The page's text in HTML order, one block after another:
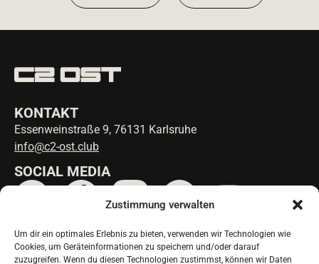
Zustimmung verwalten
Um dir ein optimales Erlebnis zu bieten, verwenden wir Technologien wie
Cookies, um Geräteinformationen zu speichern und/oder darauf
zuzugreifen. Wenn du diesen Technologien zustimmst, können wir Daten
KONTAKT
Essenweinstraße 9, 76131 Karlsruhe
info@c2-ost.club
SOCIAL MEDIA
ANFAHRT
ÖPNV Karl-Wilhelm-Platz: